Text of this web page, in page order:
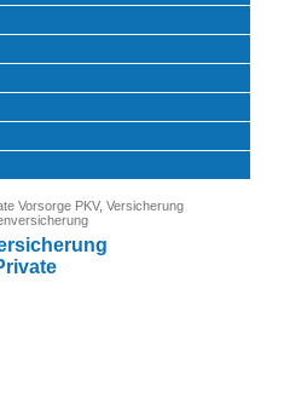
Vorsorge PKV, Versicherung